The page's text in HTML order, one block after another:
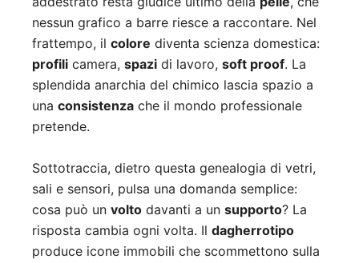
nessun grafico a barre riesce a raccontare. Nel
frattempo, il colore diventa scienza domestica:
profili camera, spazi di lavoro, soft proof. La
splendida anarchia del chimico lascia spazio a
una consistenza che il mondo professionale
pretende.
Sottotraccia, dietro questa genealogia di vetri,
sali e sensori, pulsa una domanda semplice:
cosa può un volto davanti a un supporto? La
risposta cambia ogni volta. Il dagherrotipo
produce icone immobili che scommettono sulla